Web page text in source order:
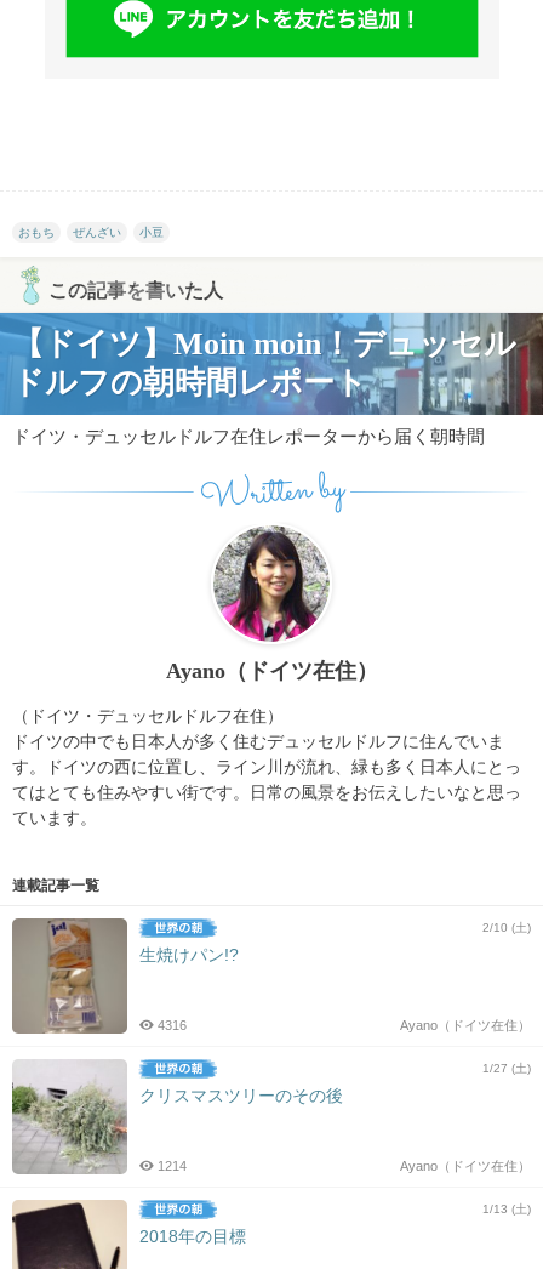
おもち ぜんざい 小豆
この記事を書いた人
【ドイツ】Moin moin！デュッセル
ドルフの朝時間レポート
ドイツ・デュッセルドルフ在住レポーターから届く朝時間
Written by
Ayano（ドイツ在住）
（ドイツ・デュッセルドルフ在住）
ドイツの中でも日本人が多く住むデュッセルドルフに住んでいま
す。ドイツの西に位置し、ライン川が流れ、緑も多く日本人にとっ
てはとても住みやすい街です。日常の風景をお伝えしたいなと思っ
ています。
連載記事一覧
2/10 (土)
生焼けパン!?
Ayano（ドイツ在住）
4316
1/27 (土)
クリスマスツリーのその後
Ayano（ドイツ在住）
1214
1/13 (土)
2018年の目標